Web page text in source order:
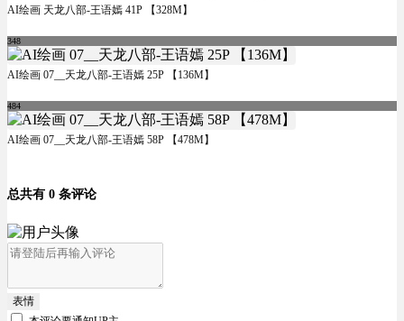
AI绘画 天龙八部-王语嫣 41P 【328M】
348
AI绘画 07__天龙八部-王语嫣 25P 【136M】
484
AI绘画 07__天龙八部-王语嫣 58P 【478M】
总共有 0 条评论
表情